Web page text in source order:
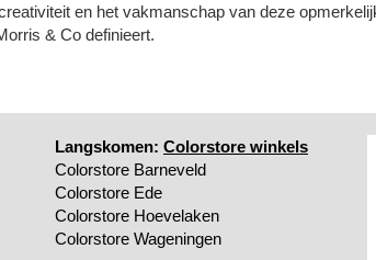
en het vakmanschap van deze
& Co definieert.
Langskomen: Colorstore winkels
Colorstore Barneveld
Colorstore Ede
Colorstore Hoevelaken
Colorstore Wageningen